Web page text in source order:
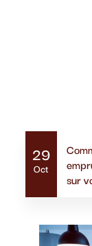
29
Oct
sur